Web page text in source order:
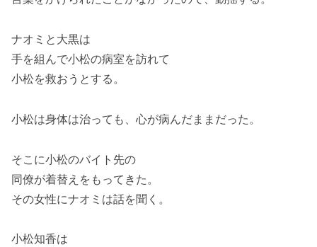
ナオミと大黒は
手を組んで小松の病室を訪れて
小松を救おうとする。
小松は身体は治っても、心が病んだままだった。
そこに小松のバイト先の
同僚が着替えをもってきた。
その女性にナオミは話を聞く。
小松知香は